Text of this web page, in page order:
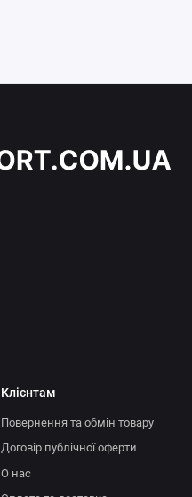
Клієнтам
Повернення та обмін товару
Договір публічної оферти
О нас